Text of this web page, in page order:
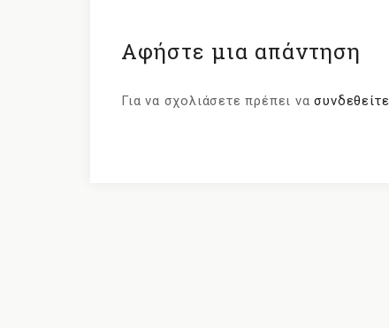
Αφήστε μια απάντηση
Για να σχολιάσετε πρέπει νασυνδεθείτε